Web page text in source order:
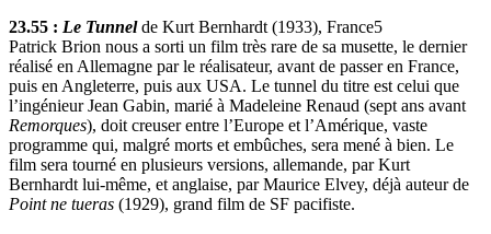
23.55 : Le Tunnel de Kurt Bernhardt (1933), France5
Patrick Brion nous a sorti un film très rare de sa musette, le dernier
réalisé en Allemagne par le réalisateur, avant de passer en France,
puis en Angleterre, puis aux USA. Le tunnel du titre est celui que
l’ingénieur Jean Gabin, marié à Madeleine Renaud (sept ans avant
Remorques), doit creuser entre l’Europe et l’Amérique, vaste
programme qui, malgré morts et embûches, sera mené à bien. Le
film sera tourné en plusieurs versions, allemande, par Kurt
Bernhardt lui-même, et anglaise, par Maurice Elvey, déjà auteur de
Point ne tueras (1929), grand film de SF pacifiste.